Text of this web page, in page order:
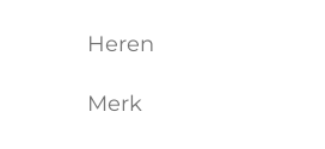
Heren
Merk